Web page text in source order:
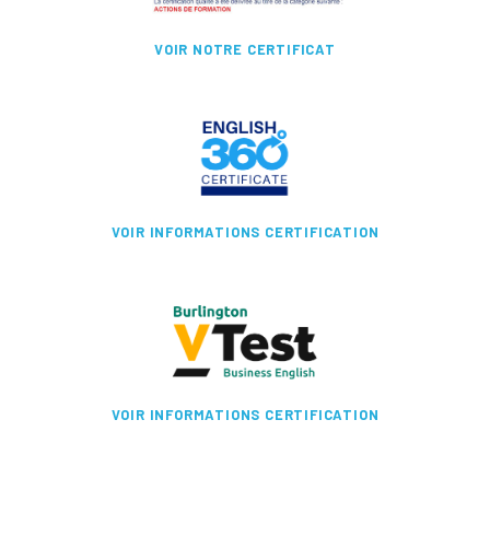
VOIR NOTRE CERTIFICAT
VOIR INFORMATIONS CERTIFICATION
VOIR INFORMATIONS CERTIFICATION